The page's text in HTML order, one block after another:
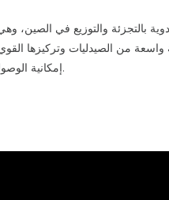
بالتجزئة والتوزيع في الصين،
من الصيدليات وتركيزها القوي
إمكانية الوصول إلى الرعاية الصحية وتحسين رفاهية عملائها.